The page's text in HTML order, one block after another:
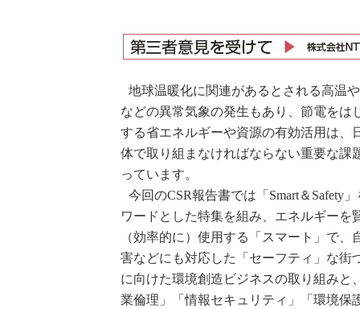
地球温暖化に関連があるとされる高温
などの異常気象の発生もあり、節電をは
する省エネルギーや資源の有効活用は、
体で取り組まなければならない重要な課
っています。
今回のCSR報告書では「Smart＆Safety
ワードとした特集を組み、エネルギーを
（効率的に）使用する「スマート」で、
害などにも対応した「セーフティ」な街
に向けた環境創造ビジネスの取り組みと
業倫理」「情報セキュリティ」「環境保